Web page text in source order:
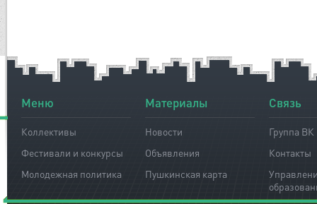
Меню
Коллективы
Фестивали и конкурсы
Молодежная политика
Материалы
Новости
Объявления
Пушкинская карта
Связь
Группа ВК
Контакты